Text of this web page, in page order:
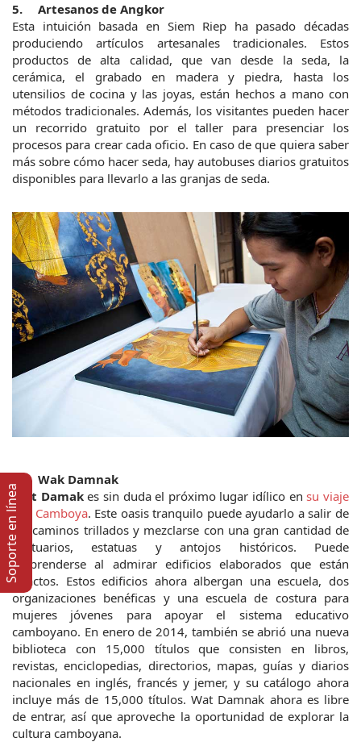
5.	Artesanos de Angkor
Esta intuición basada en Siem Riep ha pasado décadas
produciendo artículos artesanales tradicionales. Estos
productos de alta calidad, que van desde la seda, la
cerámica, el grabado en madera y piedra, hasta los
utensilios de cocina y las joyas, están hechos a mano con
métodos tradicionales. Además, los visitantes pueden hacer
un recorrido gratuito por el taller para presenciar los
procesos para crear cada oficio. En caso de que quiera saber
más sobre cómo hacer seda, hay autobuses diarios gratuitos
disponibles para llevarlo a las granjas de seda.
6.	Wak Damnak
Wat Damak es sin duda el próximo lugar idílico en su viaje
por Camboya. Este oasis tranquilo puede ayudarlo a salir de
los caminos trillados y mezclarse con una gran cantidad de
santuarios, estatuas y antojos históricos. Puede
sorprenderse al admirar edificios elaborados que están
intactos. Estos edificios ahora albergan una escuela, dos
organizaciones benéficas y una escuela de costura para
mujeres jóvenes para apoyar el sistema educativo
camboyano. En enero de 2014, también se abrió una nueva
biblioteca con 15,000 títulos que consisten en libros,
revistas, enciclopedias, directorios, mapas, guías y diarios
nacionales en inglés, francés y jemer, y su catálogo ahora
incluye más de 15,000 títulos. Wat Damnak ahora es libre
de entrar, así que aproveche la oportunidad de explorar la
cultura camboyana.
Soporte en lí­nea